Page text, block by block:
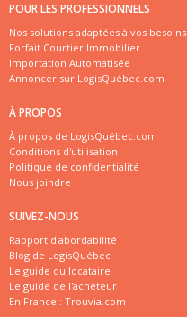
POUR LES PROFESSIONNELS
Nos solutions adaptées à vos besoins
Forfait Courtier Immobilier
Importation Automatisée
Annoncer sur LogisQuébec.com
À PROPOS
À propos de LogisQuébec.com
Conditions d'utilisation
Politique de confidentialité
Nous joindre
SUIVEZ-NOUS
Rapport d'abordabilité
Blog de LogisQuébec
Le guide du locataire
Le guide de l'acheteur
En France : Trouvia.com